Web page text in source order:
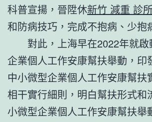
科普宣揚，晉陞休新竹 減重 診
和防病技巧，完成不抱病、少抱
對此，上海早在2022年就
企業個人工作安康幫扶舉動，印
中小微型企業個人工作安康幫扶
相干實行細則，明白幫扶形式和
小微型企業個人工作安康幫扶舉